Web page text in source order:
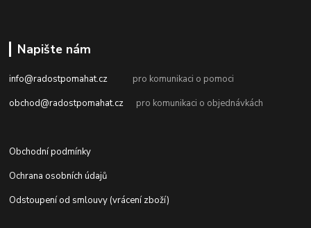
Napište nám
info@radostpomahat.cz pro komunikaci o pomoci
obchod@radostpomahat.cz pro komunikaci o objednávkách
Obchodní podmínky
Ochrana osobních údajů
Odstoupení od smlouvy (vrácení zboží)